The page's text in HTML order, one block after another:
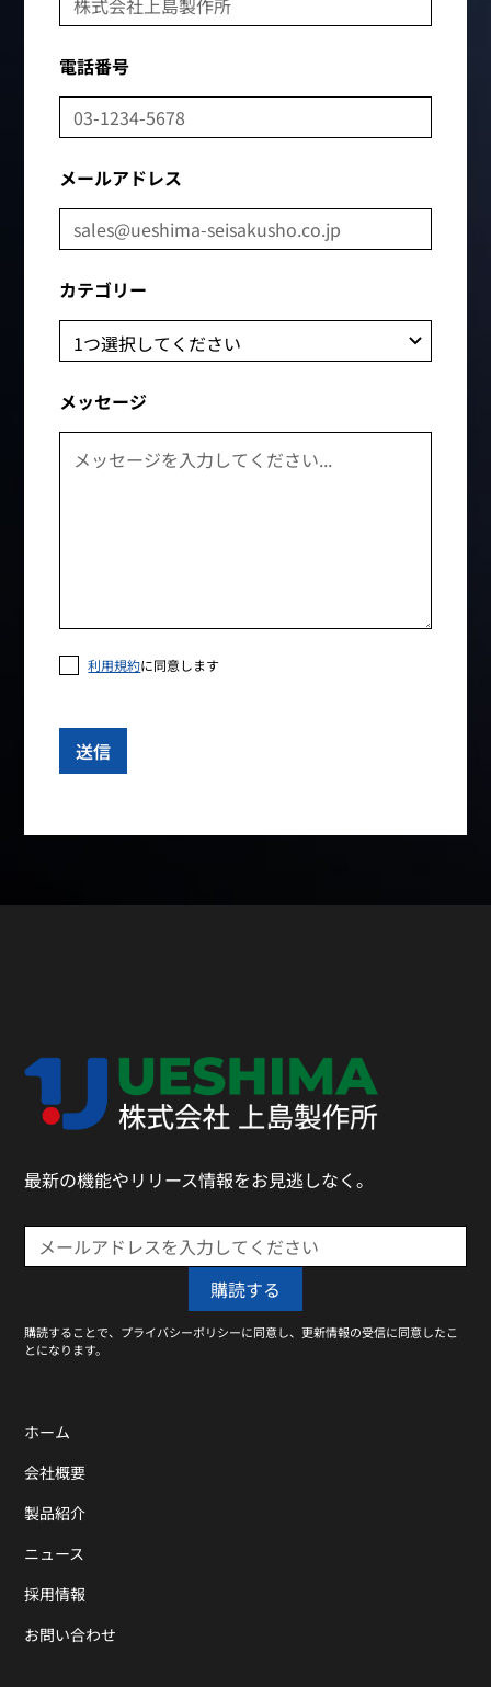
電話番号
メールアドレス
カテゴリー
メッセージ
利用規約に同意します
最新の機能やリリース情報をお見逃しなく。
購読することで、プライバシーポリシーに同意し、更新情報の受信に同意したこ
とになります。
ホーム
会社概要
製品紹介
ニュース
採用情報
お問い合わせ